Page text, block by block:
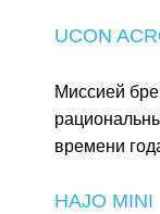
UCON
Миссией
времени
HAJO MINI